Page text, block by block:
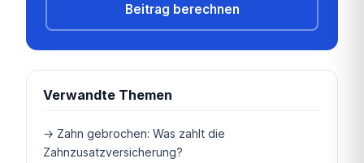
Beitrag berechnen
Verwandte Themen
→ Zahn gebrochen: Was zahlt die
Zahnzusatzversicherung?